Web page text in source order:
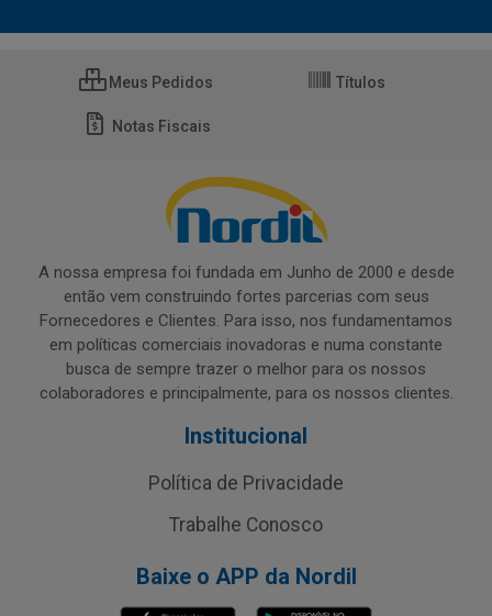
Meus Pedidos Títulos
Notas Fiscais
A nossa empresa foi fundada em Junho de 2000 e desde
então vem construindo fortes parcerias com seus
Fornecedores e Clientes. Para isso, nos fundamentamos
em políticas comerciais inovadoras e numa constante
busca de sempre trazer o melhor para os nossos
colaboradores e principalmente, para os nossos clientes.
Institucional
Política de Privacidade
Trabalhe Conosco
Baixe o APP da Nordil